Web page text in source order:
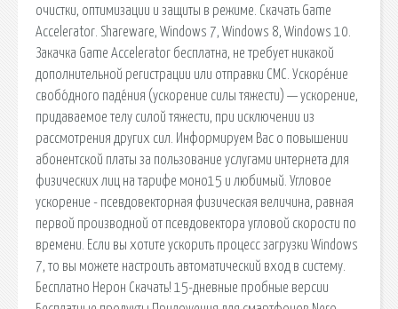
очистки, оптимизации и защиты в режиме. Скачать Game
Accelerator. Shareware, Windows 7, Windows 8, Windows 10.
Закачка Game Accelerator бесплатна, не требует никакой
дополнительной регистрации или отправки СМС. Ускоре́ние
свобо́дного паде́ния (ускорение силы тяжести) — ускорение,
придаваемое телу силой тяжести, при исключении из
рассмотрения других сил. Информируем Вас о повышении
абонентской платы за пользование услугами интернета для
физических лиц на тарифе моно15 и любимый. Угловое
ускорение - псевдовекторная физическая величина, равная
первой производной от псевдовектора угловой скорости по
времени. Если вы хотите ускорить процесс загрузки Windows
7, то вы можете настроить автоматический вход в систему.
Бесплатно Нерон Скачать! 15-дневные пробные версии